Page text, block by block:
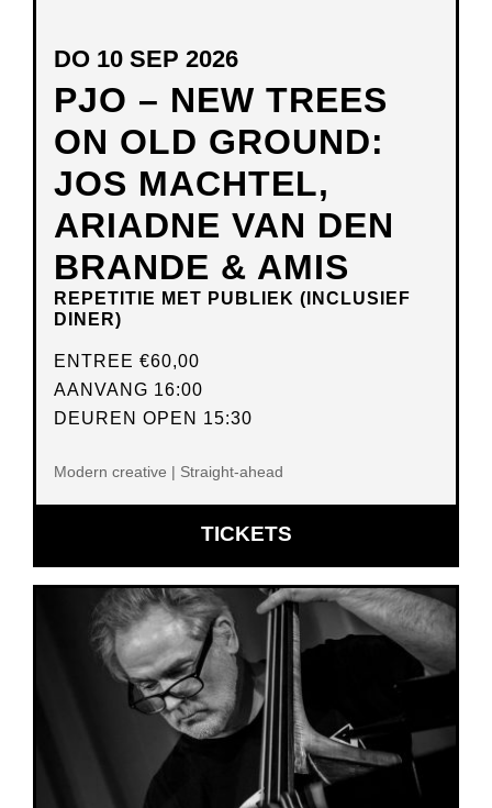
PJO – NEW TREES
ON OLD GROUND:
JOS MACHTEL,
ARIADNE VAN DEN
BRANDE & AMIS
REPETITIE MET PUBLIEK (INCLUSIEF
DINER)
DO 10 SEP 2026
ENTREE €60,00
AANVANG 16:00
DEUREN OPEN 15:30
Modern creative | Straight-ahead
TICKETSOPENT
IN
NIEUW
VENSTER